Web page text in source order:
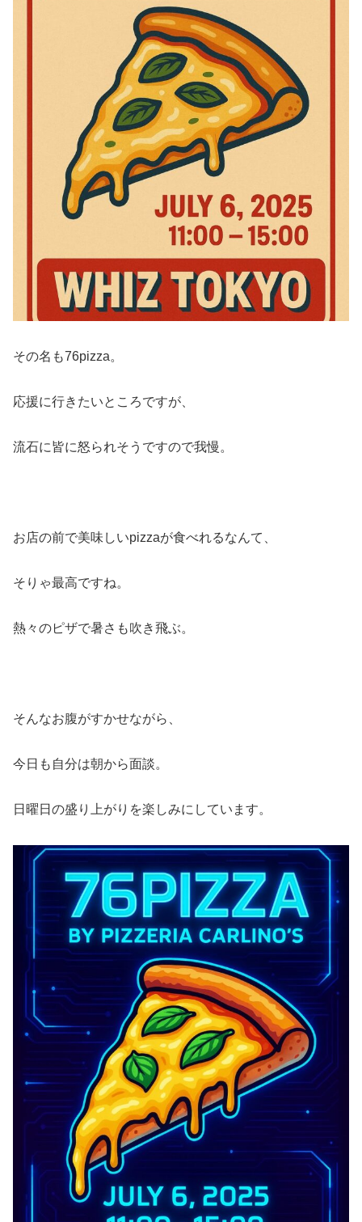
その名も76pizza。
応援に行きたいところですが、
流石に皆に怒られそうですので我慢。
お店の前で美味しいpizzaが食べれるなんて、
そりゃ最高ですね。
熱々のピザで暑さも吹き飛ぶ。
そんなお腹がすかせながら、
今日も自分は朝から面談。
日曜日の盛り上がりを楽しみにしています。